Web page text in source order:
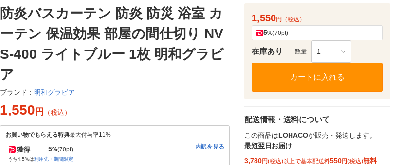
防炎バスカーテン 防炎 防災 浴室 カ
ーテン 保温効果 部屋の間仕切り NV
S-400 ライトブルー 1枚 明和グラビ
ア
ブランド： 明和グラビア
1,550 円 （税込）
お買い物でもらえる特典最大付与率11%
獲得 5%(70pt)
うち4.5%は利用先・期間限定
内訳を見る
1,550円 （税込）
5%(70pt)
在庫あり 数量 1
カートに入れる
配送情報・送料について
この商品はLOHACOが販売・発送します。
最短翌日お届け
3,780円(税込)以上で基本配送料550円(税込)無料